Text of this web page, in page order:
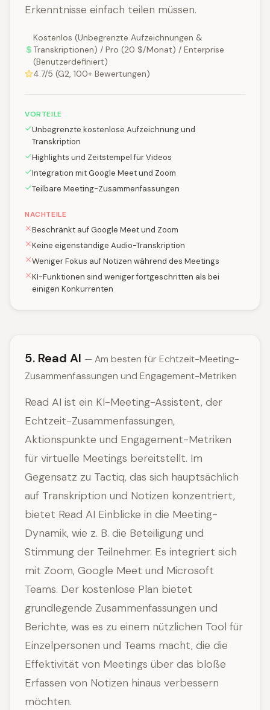
Erkenntnisse einfach teilen müssen.
Kostenlos (Unbegrenzte Aufzeichnungen &
Transkriptionen) / Pro (20 $/Monat) / Enterprise
(Benutzerdefiniert)
4.7/5 (G2, 100+ Bewertungen)
VORTEILE
Unbegrenzte kostenlose Aufzeichnung und
Transkription
Highlights und Zeitstempel für Videos
Integration mit Google Meet und Zoom
Teilbare Meeting-Zusammenfassungen
NACHTEILE
Beschränkt auf Google Meet und Zoom
Keine eigenständige Audio-Transkription
Weniger Fokus auf Notizen während des Meetings
KI-Funktionen sind weniger fortgeschritten als bei
einigen Konkurrenten
5. Read AI — Am besten für Echtzeit-Meeting-
Zusammenfassungen und Engagement-Metriken
Read AI ist ein KI-Meeting-Assistent, der
Echtzeit-Zusammenfassungen,
Aktionspunkte und Engagement-Metriken
für virtuelle Meetings bereitstellt. Im
Gegensatz zu Tactiq, das sich hauptsächlich
auf Transkription und Notizen konzentriert,
bietet Read AI Einblicke in die Meeting-
Dynamik, wie z. B. die Beteiligung und
Stimmung der Teilnehmer. Es integriert sich
mit Zoom, Google Meet und Microsoft
Teams. Der kostenlose Plan bietet
grundlegende Zusammenfassungen und
Berichte, was es zu einem nützlichen Tool für
Einzelpersonen und Teams macht, die die
Effektivität von Meetings über das bloße
Erfassen von Notizen hinaus verbessern
möchten.